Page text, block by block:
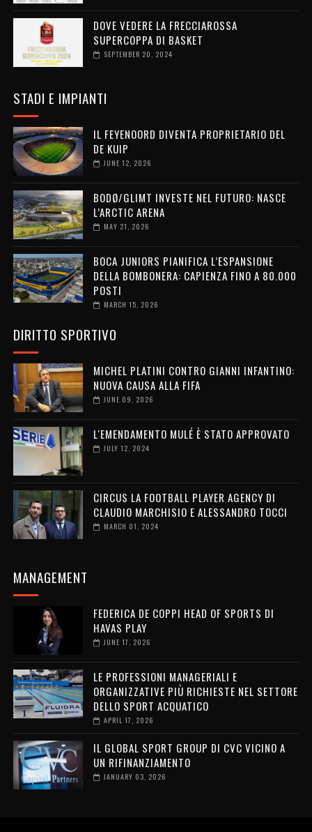
DOVE VEDERE LA FRECCIAROSSA
SUPERCOPPA DI BASKET
SEPTEMBER 20, 2024
STADI E IMPIANTI
IL FEYENOORD DIVENTA PROPRIETARIO DEL
DE KUIP
JUNE 12, 2026
BODØ/GLIMT INVESTE NEL FUTURO: NASCE
L’ARCTIC ARENA
MAY 21, 2026
BOCA JUNIORS PIANIFICA L’ESPANSIONE
DELLA BOMBONERA: CAPIENZA FINO A 80.000
POSTI
MARCH 15, 2026
DIRITTO SPORTIVO
MICHEL PLATINI CONTRO GIANNI INFANTINO:
NUOVA CAUSA ALLA FIFA
JUNE 09, 2026
L'EMENDAMENTO MULÉ È STATO APPROVATO
JULY 12, 2024
CIRCUS LA FOOTBALL PLAYER AGENCY DI
CLAUDIO MARCHISIO E ALESSANDRO TOCCI
MARCH 01, 2024
MANAGEMENT
FEDERICA DE COPPI HEAD OF SPORTS DI
HAVAS PLAY
JUNE 17, 2026
LE PROFESSIONI MANAGERIALI E
ORGANIZZATIVE PIÙ RICHIESTE NEL SETTORE
DELLO SPORT ACQUATICO
APRIL 17, 2026
IL GLOBAL SPORT GROUP DI CVC VICINO A
UN RIFINANZIAMENTO
JANUARY 03, 2026